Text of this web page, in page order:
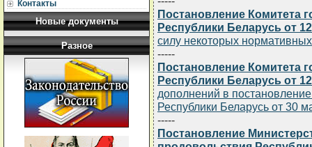
Контакты
Новые документы
Разное
Постановление Комитета
Республики Беларусь от
силу некоторых
-----
Постановление Комитета
Республики Беларусь от
дополнений в
Республики Беларусь от 30
-----
Постановление